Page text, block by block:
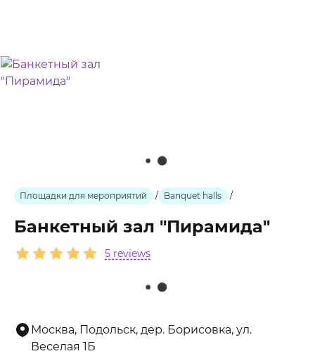
Площадки для мероприятий / Banquet halls /
Банкетный зал "Пирамида"
5 reviews
Москва, Подольск, дер. Борисовка, ул.
Веселая 1Б